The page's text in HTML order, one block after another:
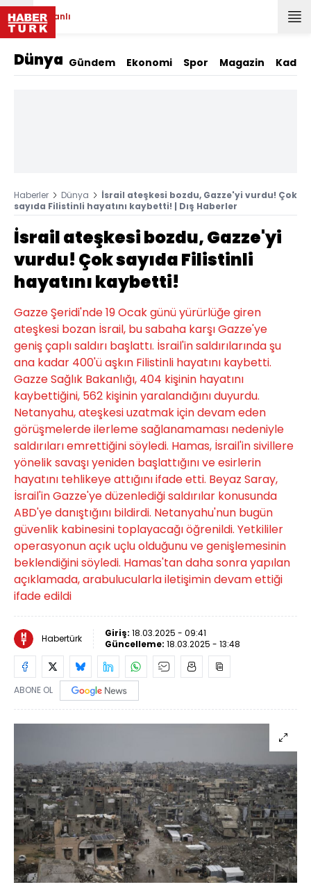
Canlı
Dünya Gündem Ekonomi Spor Magazin Kadın
Haberler Dünya
İsrail ateşkesi bozdu, Gazze'yi vurdu! Çok
sayıda Filistinli hayatını kaybetti! | Dış Haberler
İsrail ateşkesi bozdu, Gazze'yi
vurdu! Çok sayıda Filistinli
hayatını kaybetti!
Gazze Şeridi'nde 19 Ocak günü yürürlüğe giren
ateşkesi bozan İsrail, bu sabaha karşı Gazze'ye
geniş çaplı saldırı başlattı. İsrail'in saldırılarında şu
ana kadar 400'ü aşkın Filistinli hayatını kaybetti.
Gazze Sağlık Bakanlığı, 404 kişinin hayatını
kaybettiğini, 562 kişinin yaralandığını duyurdu.
Netanyahu, ateşkesi uzatmak için devam eden
görüşmelerde ilerleme sağlanamaması nedeniyle
saldırıları emrettiğini söyledi. Hamas, İsrail'in sivillere
yönelik savaşı yeniden başlattığını ve esirlerin
hayatını tehlikeye attığını ifade etti. Beyaz Saray,
İsrail'in Gazze'ye düzenlediği saldırılar konusunda
ABD'ye danıştığını bildirdi. Netanyahu'nun bugün
güvenlik kabinesini toplayacağı öğrenildi. Yetkililer
operasyonun açık uçlu olduğunu ve genişlemesinin
beklendiğini söyledi. Hamas'tan daha sonra yapılan
açıklamada, arabulucularla iletişimin devam ettiği
ifade edildi
Habertürk Giriş: 18.03.2025 - 09:41
Güncelleme: 18.03.2025 - 13:48
ABONE OL